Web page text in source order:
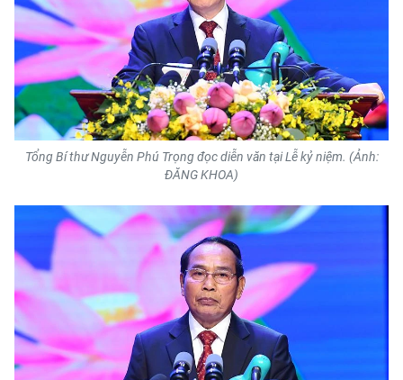
ENGLISH
中文
FRANÇAIS
РУССКИЙ
한국어
Tổng Bí thư Nguyễn Phú Trọng đọc diễn văn tại Lễ kỷ niệm. (Ảnh:
ĐĂNG KHOA)